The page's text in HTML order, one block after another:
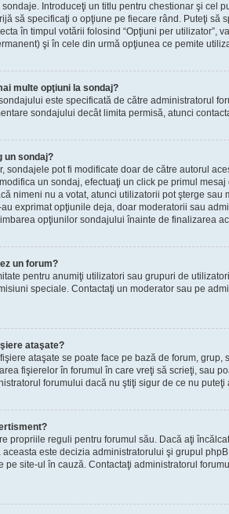
Introduceţi un titlu pentru chestionar şi cel
să specificaţi o opţiune pe fiecare rând. Puteţi să
în timpul votării folosind “Opţiuni per utilizator”,
şi în cele din urmă opţiunea ce pemite
multe opţiuni la sondaj?
este specificată de către administratorul
sondajului decât limita permisă, atunci
un sondaj?
sondajele pot fi modificate doar de către autorul
un sondaj, efectuaţi un click pe primul
nimeni nu a votat, atunci utilizatorii pot şterge
exprimat opţiunile deja, doar moderatorii sau
opţiunilor sondajului înainte de finalizarea
un forum?
pentru anumiţi utilizatori sau grupuri de
speciale. Contactaţi un moderator sau pe
ataşate?
ataşate se poate face pe bază de forum, grup,
fişierelor în forumul în care vreţi să scrieţi, sau
forumului dacă nu ştiţi sigur de ce nu
propriile reguli pentru forumul său. Dacă aţi
este decizia administratorului şi grupul
pe site-ul în cauză. Contactaţi administratorul